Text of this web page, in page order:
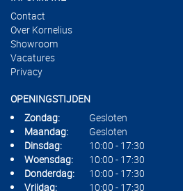
Contact
Over Kornelius
Showroom
Vacatures
Privacy
OPENINGSTIJDEN
Zondag:
Gesloten
Maandag:
Gesloten
Dinsdag:
10:00 - 17:30
Woensdag:
10:00 - 17:30
Donderdag:
10:00 - 17:30
Vrijdag:
10:00 - 17:30